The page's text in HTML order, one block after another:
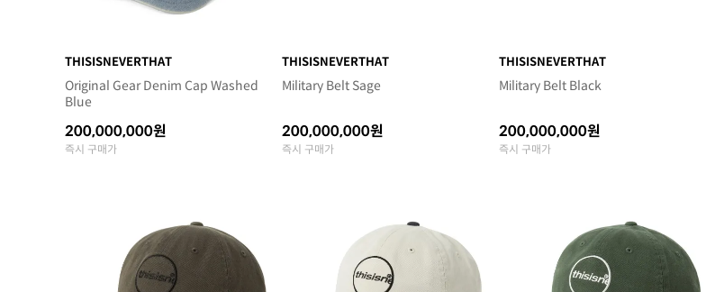
THISISNEVERTHAT
Original Gear Denim Cap Washed
Blue
200,000,000원
즉시 구매가
THISISNEVERTHAT
Military Belt Sage
200,000,000원
즉시 구매가
THISISNEVERTHAT
Military Belt Black
200,000,000원
즉시 구매가